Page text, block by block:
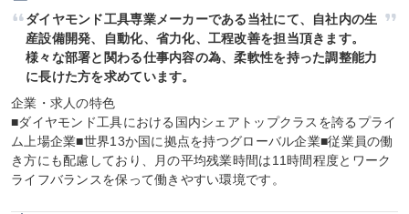
ダイヤモンド工具専業メーカーである当社にて、自社内の生
産設備開発、自動化、省力化、工程改善を担当頂きます。
様々な部署と関わる仕事内容の為、柔軟性を持った調整能力
に長けた方を求めています。
企業・求人の特色
■ダイヤモンド工具における国内シェアトップクラスを誇るプライ
ム上場企業■世界13か国に拠点を持つグローバル企業■従業員の働
き方にも配慮しており、月の平均残業時間は11時間程度とワーク
ライフバランスを保って働きやすい環境です。